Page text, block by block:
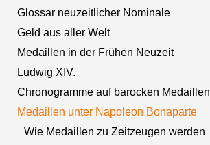
Glossar neuzeitlicher Nominale
Geld aus aller Welt
Medaillen in der Frühen Neuzeit
Ludwig XIV.
Chronogramme auf barocken Medaillen
Medaillen unter Napoleon Bonaparte
Wie Medaillen zu Zeitzeugen werden